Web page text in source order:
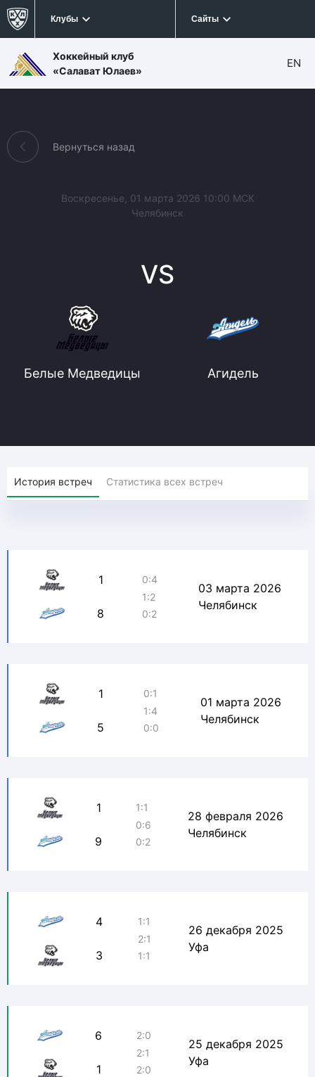
Клубы Сайты
Хоккейный клуб
«Салават Юлаев»
EN
Вернуться назад
Белые Медведицы
Воскресенье, 01 марта 2026 10:00 МСК
Челябинск
VS
Агидель
История встреч Статистика всех встреч
1
8
0:4
1:2
0:2
03 марта 2026
Челябинск
1
5
0:1
1:4
0:0
01 марта 2026
Челябинск
1
9
1:1
0:6
0:2
28 февраля 2026
Челябинск
4
3
1:1
2:1
1:1
26 декабря 2025
Уфа
6
1
2:0
2:1
2:0
25 декабря 2025
Уфа